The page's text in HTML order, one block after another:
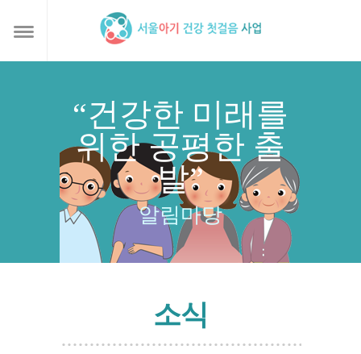
“건강한 미래를
위한 공평한 출
발”
알림마당
소식